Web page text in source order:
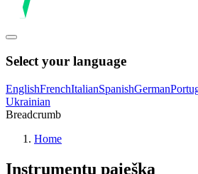
Select your language
EnglishFrenchItalianSpanishGerman
Ukrainian
Breadcrumb
Home
Instrumentų paieška